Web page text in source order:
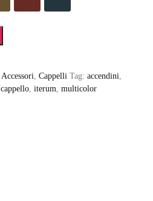
Accessori, Cappelli Tag: accendini,
cappello, iterum, multicolor